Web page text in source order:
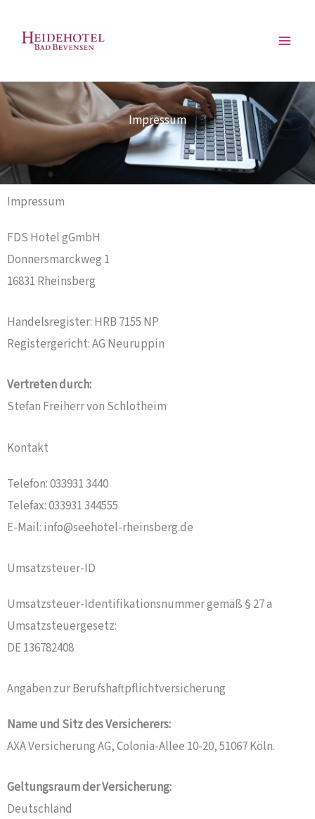
Inhalt
springen
Impressum
Impressum
FDS Hotel gGmbH
Donnersmarckweg 1
16831 Rheinsberg
Handelsregister: HRB 7155 NP
Registergericht: AG Neuruppin
Vertreten durch:
Stefan Freiherr von Schlotheim
Kontakt
Telefon: 033931 3440
Telefax: 033931 344555
E-Mail: info@seehotel-rheinsberg.de
Umsatzsteuer-ID
Umsatzsteuer-Identifikationsnummer gemäß § 27 a
Umsatzsteuergesetz:
DE 136782408
Angaben zur Berufs­haftpflicht­versicherung
Name und Sitz des Versicherers:
AXA Versicherung AG, Colonia-Allee 10-20, 51067 Köln.
Geltungsraum der Versicherung:
Deutschland